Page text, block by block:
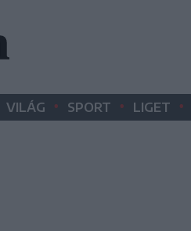
VILÁG • SPORT • LIGET •